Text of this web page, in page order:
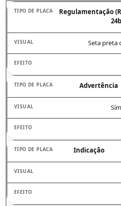
Regulamentação
Seta preta
Advertência
Indicação